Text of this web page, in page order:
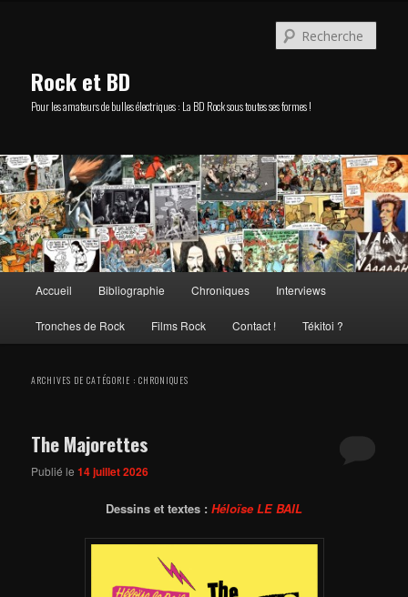
Rock et BD
Pour les amateurs de bulles électriques : La BD Rock sous toutes ses formes !
principal
Accueil Bibliographie Chroniques Interviews
Tronches de Rock Films Rock Contact ! Tékitoi ?
ARCHIVES DE CATÉGORIE :CHRONIQUES
The Majorettes
Publié le14 juillet 2026
Dessins et textes : Héloïse LE BAIL